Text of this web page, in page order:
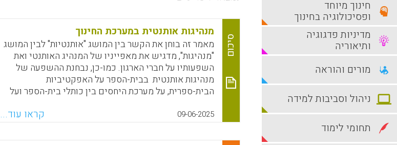
סיכום
מנהיגות אותנטית במערכת החינוך
מאמר זה בוחן את הקשר בין המושג "אותנטיות" לבין המושג
"מנהיגות", מדגיש את מאפייניו של המנהיג האותנטי ואת
השפעותיו על חברי הארגון. כמו-כן, נבחנת ההשפעה של
מנהיגות אותנטית בבית-הספר על האפקטיביות
הבית-ספרית, על מערכת היחסים בין כותלי בית-הספר ועל
WhatsApp
Facebook
Email
X 09-06-2025 קראו עוד...
חינוך מיוחד
ופסיכולוגיה בחינוך
מדיניות פדגוגיה
ותיאוריה
מורים והוראה
ניהול וסביבות למידה
תחומי לימוד